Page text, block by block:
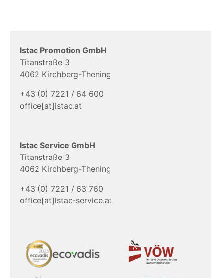
Istac Promotion GmbH
Titanstraße 3
4062 Kirchberg-Thening
+43 (0) 7221 / 64 600
office[at]istac.at
Istac Service GmbH
Titanstraße 3
4062 Kirchberg-Thening
+43 (0) 7221 / 63 760
office[at]istac-service.at